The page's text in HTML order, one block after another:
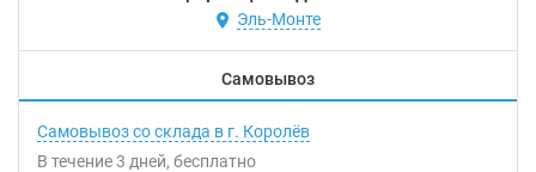
Эль-Монте
Самовывоз
Самовывоз со склада в г. Королёв
В течение3 дней Бесплатно